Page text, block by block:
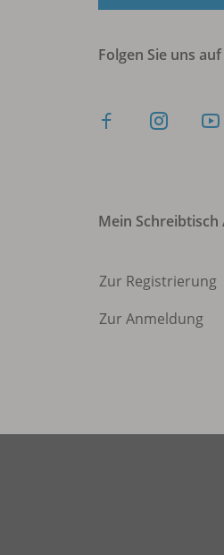
Folgen Sie uns
Mein Schreibtisch
Zur Registrierung
Zur Anmeldung